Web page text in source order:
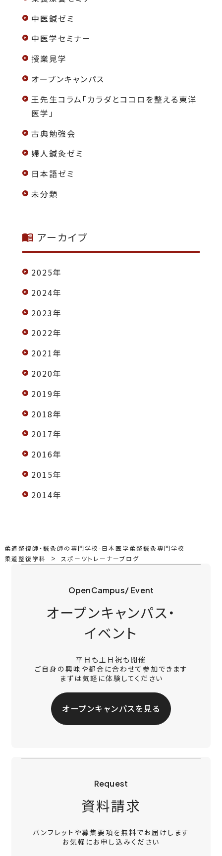
中医鍼ゼミ
中医学セミナー
授業見学
オープンキャンパス
王先生コラム「カラダとココロを整える東洋
医学」
古典勉強会
婦人鍼灸ゼミ
日本語ゼミ
未分類
アーカイブ
2025年
2024年
2023年
2022年
2021年
2020年
2019年
2018年
2017年
2016年
2015年
2014年
柔道整復師・鍼灸師の専門学校-日本医学柔整鍼灸専門学校
柔道整復学科
スポーツトレーナーブログ
OpenCampus/ Event
オープンキャンパス・
イベント
平日も土日祝も開催
ご自身の興味や都合に合わせて参加できます
まずは気軽に体験してください
オープンキャンパスを見る
Request
資料請求
パンフレットや募集要項を無料でお届けします
お気軽にお申し込みください